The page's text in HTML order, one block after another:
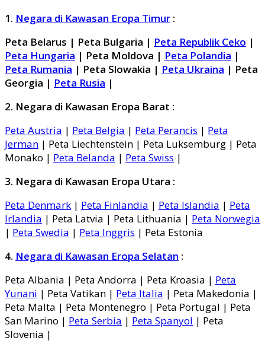
1. Negara di Kawasan Eropa Timur :
Peta Belarus | Peta Bulgaria | Peta Republik Ceko |
Peta Hungaria | Peta Moldova | Peta Polandia |
Peta Rumania | Peta Slowakia | Peta Ukraina | Peta
Georgia | Peta Rusia |
2. Negara di Kawasan Eropa Barat :
Peta Austria | Peta Belgia | Peta Perancis | Peta
Jerman | Peta Liechtenstein | Peta Luksemburg | Peta
Monako | Peta Belanda | Peta Swiss |
3. Negara di Kawasan Eropa Utara :
Peta Denmark | Peta Finlandia | Peta Islandia | Peta
Irlandia | Peta Latvia | Peta Lithuania | Peta Norwegia
| Peta Swedia | Peta Inggris | Peta Estonia
4. Negara di Kawasan Eropa Selatan :
Peta Albania | Peta Andorra | Peta Kroasia | Peta
Yunani | Peta Vatikan | Peta Italia | Peta Makedonia |
Peta Malta | Peta Montenegro | Peta Portugal | Peta
San Marino | Peta Serbia | Peta Spanyol | Peta
Slovenia |